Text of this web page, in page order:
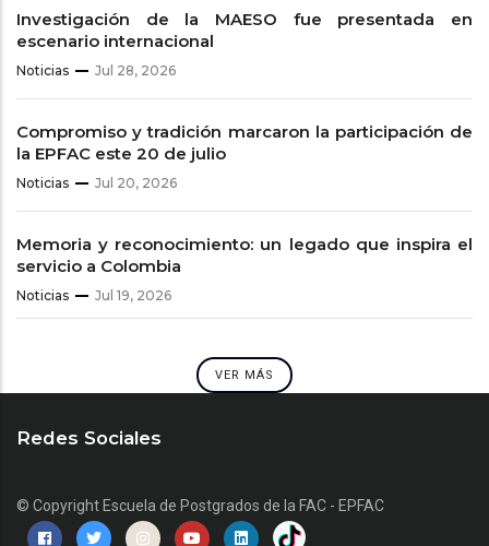
Investigación de la MAESO fue presentada en
escenario internacional
Noticias Jul 28, 2026
Compromiso y tradición marcaron la participación de
la EPFAC este 20 de julio
Noticias Jul 20, 2026
Memoria y reconocimiento: un legado que inspira el
servicio a Colombia
Noticias Jul 19, 2026
VER MÁS
Redes Sociales
© Copyright Escuela de Postgrados de la FAC - EPFAC